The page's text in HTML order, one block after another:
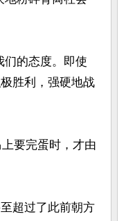
们的态度。即使
胜利，强硬地战
要完蛋时，才由
超过了此前朝方